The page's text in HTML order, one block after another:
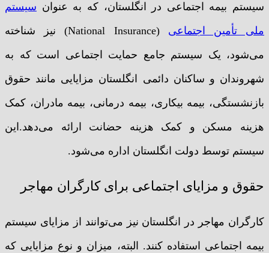
سیستم بیمه اجتماعی در انگلستان، که به عنوان سیستم
ملی تأمین اجتماعی
(National Insurance) نیز شناخته
می‌شود، یک سیستم جامع حمایت اجتماعی است که به
شهروندان و ساکنان دائمی انگلستان مزایایی مانند حقوق
بازنشستگی، بیمه بیکاری، بیمه درمانی، بیمه مادران، کمک
هزینه مسکن و کمک هزینه حضانت ارائه می‌دهد.این
سیستم توسط دولت انگلستان اداره می‌شود.
حقوق و مزایای اجتماعی برای کارگران مهاجر
کارگران مهاجر در انگلستان نیز می‌توانند از مزایای سیستم
بیمه اجتماعی استفاده کنند. البته، میزان و نوع مزایایی که